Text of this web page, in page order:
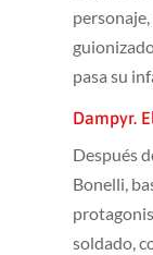
pasa su
Dampyr.
Después
Bonelli,
soldado,